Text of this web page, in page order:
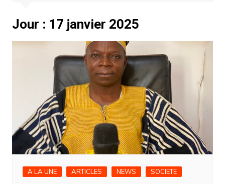
Jour : 17 janvier 2025
A LA UNE ARTICLES NEWS SOCIETE